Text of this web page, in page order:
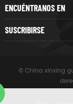
ENCUÉNTRANOS EN
SUSCRIBIRSE
© China xinxing